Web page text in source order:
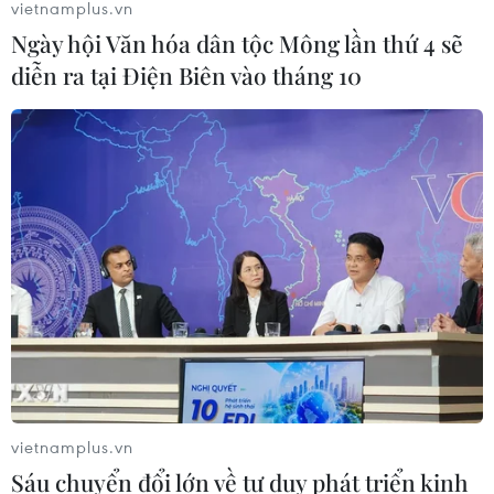
không giới hạn cho người dùng miễn
phí
06/08/2026 23:32
Phát hiện lỗ hổng bảo mật nghiêm
trọng trên loạt trình duyệt tích hợp
AI
06/08/2026 15:57
Thành lập Hội đồng cấp Nhà nước
xét tặng các giải thưởng khoa học và
công nghệ
06/08/2026 14:19
Đến năm 2030, Việt Nam làm chủ ít
vietnamplus.vn
Ngày hội Văn hóa dân tộc Mông lần thứ 4 sẽ
diễn ra tại Điện Biên vào tháng 10
vietnamplus.vn
Sáu chuyển đổi lớn về tư duy phát triển kinh